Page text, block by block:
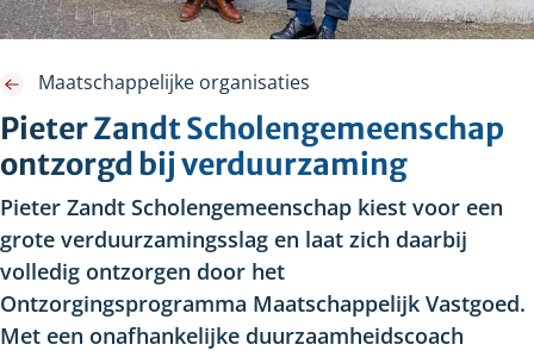
Pieter Zandt Scholengemeenschap
ontzorgd bij verduurzaming
Maatschappelijke organisaties
Pieter Zandt Scholengemeenschap kiest voor een
grote verduurzamingsslag en laat zich daarbij
volledig ontzorgen door het
Ontzorgingsprogramma Maatschappelijk Vastgoed.
Met een onafhankelijke duurzaamheidscoach